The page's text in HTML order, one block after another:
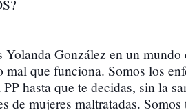
Yolanda González en un
mal que funciona. Somos los
hasta que te decidas, sin la
de mujeres maltratadas.